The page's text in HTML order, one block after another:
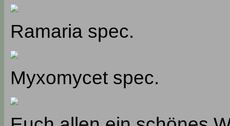
Ramaria spec.
Myxomycet spec.